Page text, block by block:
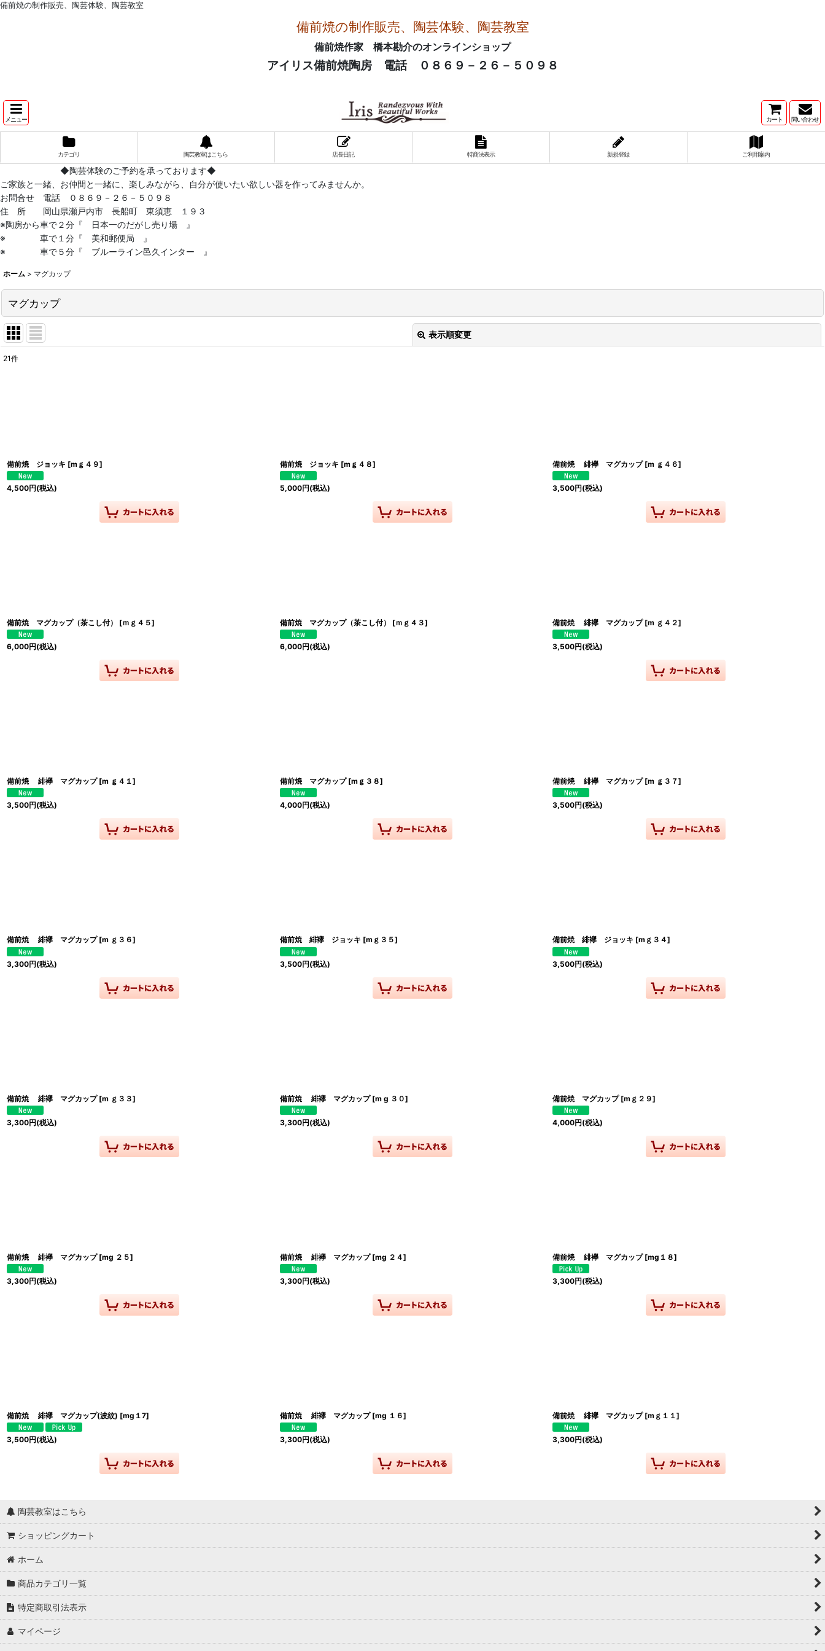
備前焼の制作販売、陶芸体験、陶芸教室
備前焼の制作販売、陶芸体験、陶芸教室
備前焼作家 橋本勘介のオンラインショップ
アイリス備前焼陶房 電話 ０８６９－２６－５０９８
メニュー カート 問い合わせ
カテゴリ 陶芸教室はこちら 店長日記 特商法表示 新規登録 ご利用案内
◆陶芸体験のご予約を承っております◆
ご家族と一緒、お仲間と一緒に、楽しみながら、自分が使いたい欲しい器を作ってみませんか。
お問合せ 電話 ０８６９－２６－５０９８
住 所 岡山県瀬戸内市 長船町 東須恵 １９３
※陶房から車で２分『 日本一のだがし売り場 』
※ 車で１分『 美和郵便局 』
※ 車で５分『 ブルーライン邑久インター 』
ホーム > マグカップ
マグカップ
表示順変更
21件
備前焼 ジョッキ [mｇ４９]
4,500円(税込)
備前焼 ジョッキ [mｇ４８]
5,000円(税込)
備前焼 緋襷 マグカップ [m ｇ４６]
3,500円(税込)
備前焼 マグカップ（茶こし付） [ｍｇ４５]
6,000円(税込)
備前焼 マグカップ（茶こし付） [ｍｇ４３]
6,000円(税込)
備前焼 緋襷 マグカップ [m ｇ４２]
3,500円(税込)
備前焼 緋襷 マグカップ [m ｇ４１]
3,500円(税込)
備前焼 マグカップ [mｇ３８]
4,000円(税込)
備前焼 緋襷 マグカップ [m ｇ３７]
3,500円(税込)
備前焼 緋襷 マグカップ [m ｇ３６]
3,300円(税込)
備前焼 緋襷 ジョッキ [mｇ３５]
3,500円(税込)
備前焼 緋襷 ジョッキ [mｇ３４]
3,500円(税込)
備前焼 緋襷 マグカップ [m ｇ３３]
3,300円(税込)
備前焼 緋襷 マグカップ [m g ３０]
3,300円(税込)
備前焼 マグカップ [mｇ２９]
4,000円(税込)
備前焼 緋襷 マグカップ [mg ２５]
3,300円(税込)
備前焼 緋襷 マグカップ [mg ２４]
3,300円(税込)
備前焼 緋襷 マグカップ [mg１８]
3,300円(税込)
備前焼 緋襷 マグカップ(波紋) [mg１7]
3,500円(税込)
備前焼 緋襷 マグカップ [mg １６]
3,300円(税込)
備前焼 緋襷 マグカップ [mｇ１１]
3,300円(税込)
陶芸教室はこちら
ショッピングカート
ホーム
商品カテゴリ一覧
特定商取引法表示
マイページ